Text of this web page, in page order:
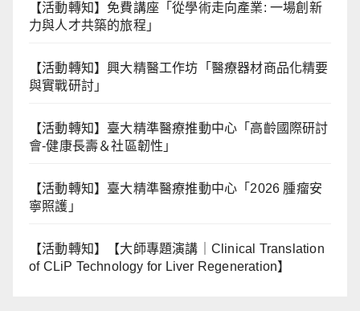
【活動轉知】免費講座「從學術走向產業: ⼀場創新
力與⼈才共築的旅程」
【活動轉知】興大精醫工作坊「醫療器材商品化精要
與實戰研討」
【活動轉知】臺大精準醫療推動中心「高齡國際研討
會-健康長壽＆社區韌性」
【活動轉知】臺大精準醫療推動中心「2026 腫瘤安
寧照護」
【活動轉知】【大師專題演講｜Clinical Translation
of CLiP Technology for Liver Regeneration】